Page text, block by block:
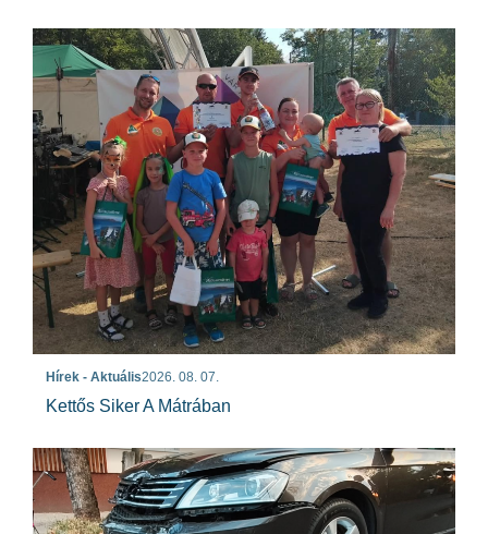
Hírek - Aktuális2026. 08. 07.
Kettős Siker A Mátrában